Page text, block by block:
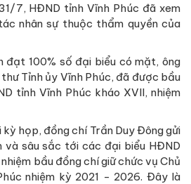
7, HĐND tỉnh Vĩnh Phúc đã xem
nhân sự thuộc thẩm quyền của
đạt 100% số đại biểu có mặt, ông
Tỉnh ủy Vĩnh Phúc, đã được bầu
tỉnh Vĩnh Phúc kháo XVII, nhiệm
họp, đồng chí Trần Duy Đông gửi
và sâu sắc tới các đại biểu HĐND
bầu đồng chí giữ chức vụ Chủ
nhiệm kỳ 2021 - 2026. Đây là